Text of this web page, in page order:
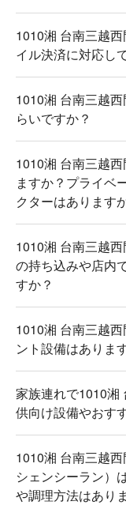
1010湘 台南三越
イル決済に対応し
1010湘 台南三越
らいですか？
1010湘 台南三越
ますか？プライベ
クターはあります
1010湘 台南三越
の持ち込みや店内
すか？
1010湘 台南三越
ント設備はありま
家族連れで1010湘
供向け設備やおす
1010湘 台南三越
シェンシーラン）
や調理方法はあり